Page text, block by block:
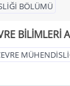
BÖLÜMÜ
BİLİMLERİ